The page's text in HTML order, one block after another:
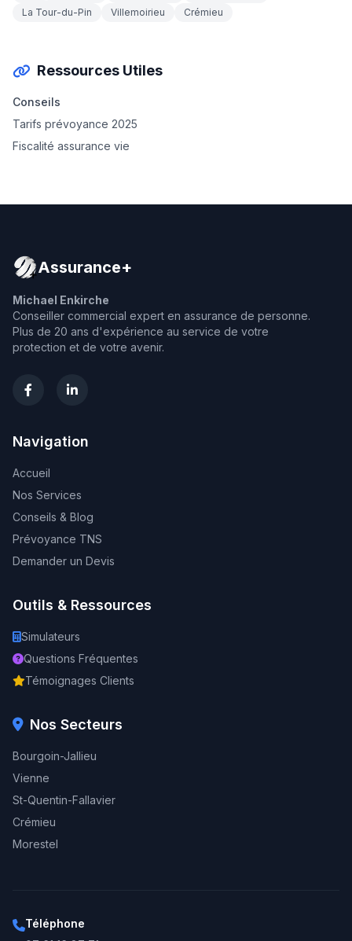
La Tour-du-Pin
Villemoirieu Crémieu
Ressources Utiles
Conseils
Tarifs prévoyance 2025
Fiscalité assurance vie
Assurance+
Michael Enkirche
Conseiller commercial expert en assurance de personne.
Plus de 20 ans d'expérience au service de votre
protection et de votre avenir.
Navigation
Accueil
Nos Services
Conseils & Blog
Prévoyance TNS
Demander un Devis
Outils & Ressources
Simulateurs
Questions Fréquentes
Témoignages Clients
Nos Secteurs
Bourgoin-Jallieu
Vienne
St-Quentin-Fallavier
Crémieu
Morestel
Téléphone